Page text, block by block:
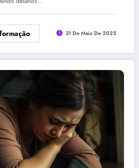
31 De Maio De 2025